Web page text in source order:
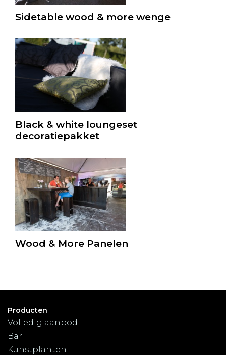
Sidetable wood & more wenge
Black & white loungeset
decoratiepakket
Wood & More Panelen
Producten
Volledig aanbod
Bar
Kunstplanten